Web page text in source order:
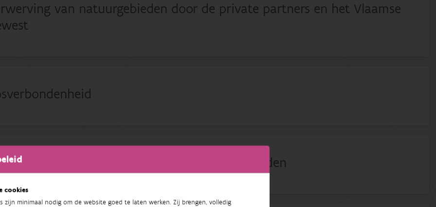
cookies
zijn minimaal nodig om de website goed te laten werken. Zij brengen, volledig
van natuurgebieden door de private partners en het Vlaamse
connectiviteit van beschermde gebieden